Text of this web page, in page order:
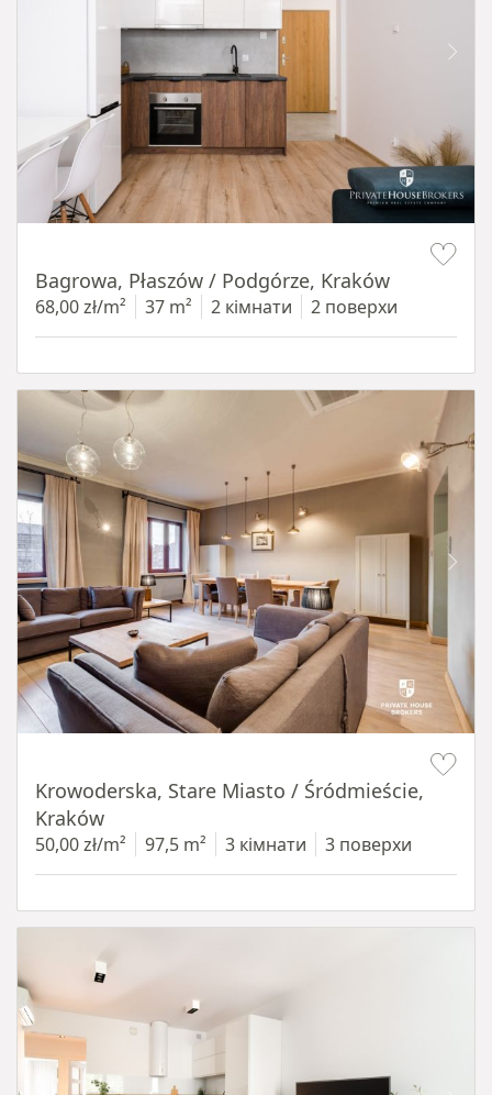
Bagrowa, Płaszów / Podgórze, Kraków
68,00 zł/m² 37 m² 2 кімнати 2 поверхи
Krowoderska, Stare Miasto / Śródmieście,
Kraków
50,00 zł/m² 97,5 m² 3 кімнати 3 поверхи